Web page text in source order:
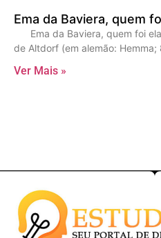
Ema da Baviera, quem
Ema da Baviera, quem foi
de Altdorf (em alemão:
Ver Mais »